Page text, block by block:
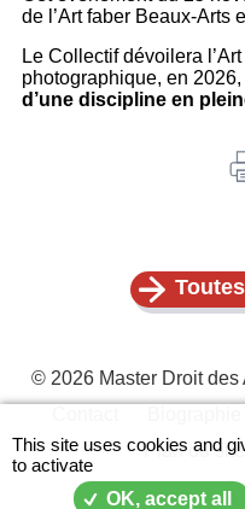
de l’Art faber Beaux-Arts
Le Collectif dévoilera
photographique, en 2026,
d’une discipline en
© 2026 Master Droit des
Menu
Pied
Plan du site
A-
This site uses cookies and
to activate
OK, accept all